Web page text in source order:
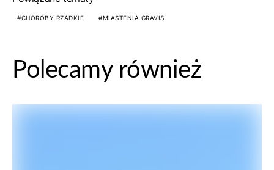
CHOROBY RZADKIE MIASTENIA GRAVIS
Polecamy również